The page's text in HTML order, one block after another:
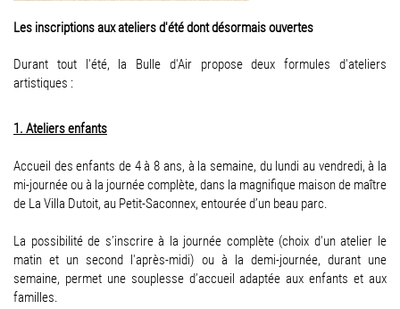
Les inscriptions aux ateliers d'été dont désormais ouvertes
Durant tout l'été, la Bulle d'Air propose deux formules d'ateliers
artistiques :
1. Ateliers enfants
Accueil des enfants de 4 à 8 ans, à la semaine, du lundi au vendredi, à la
mi-journée ou à la journée complète, dans la magnifique maison de maître
de La Villa Dutoit, au Petit-Saconnex, entourée d’un beau parc.
La possibilité de s’inscrire à la journée complète (choix d'un atelier le
matin et un second l'après-midi) ou à la demi-journée, durant une
semaine, permet une souplesse d’accueil adaptée aux enfants et aux
familles.